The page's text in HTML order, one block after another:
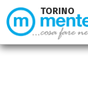
TORINO